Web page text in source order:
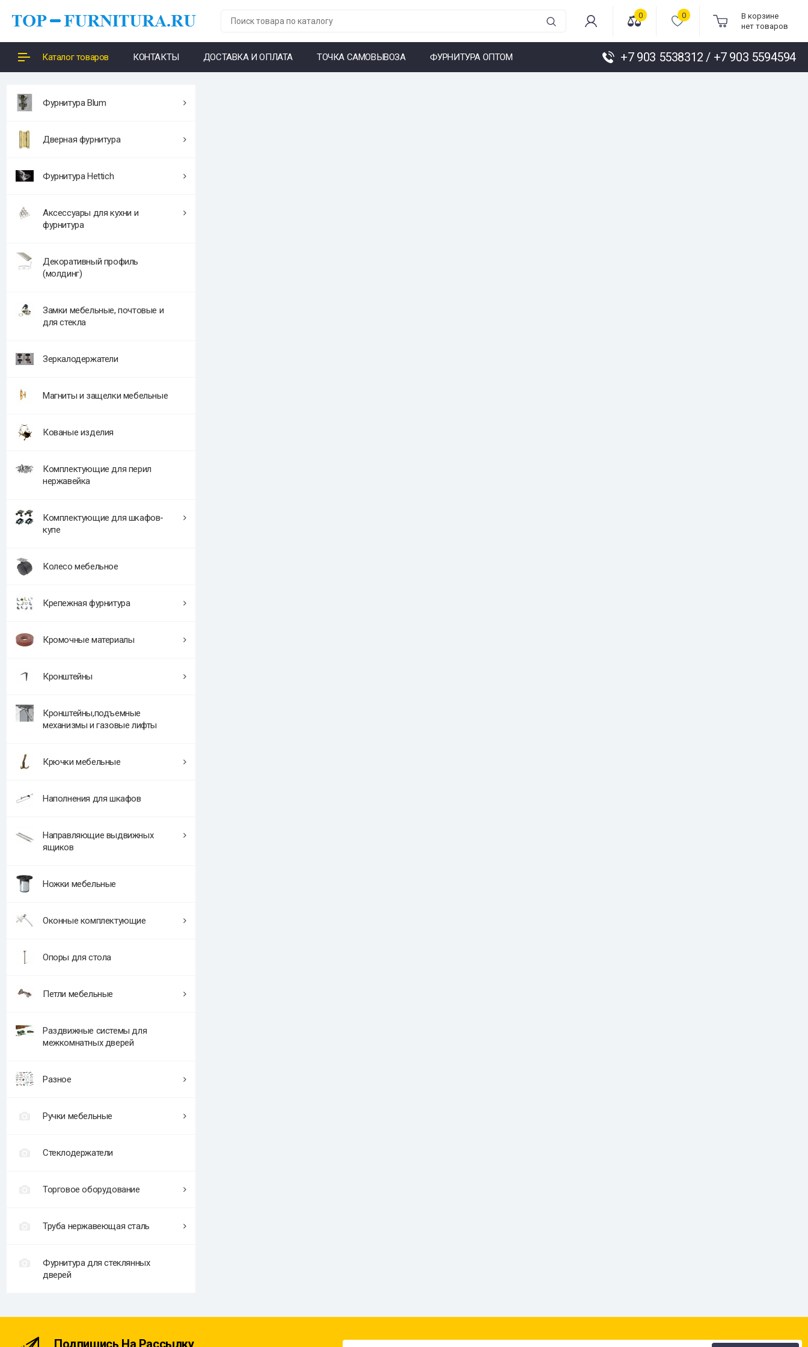
0 0
В корзине
нет товаров
Каталог товаров КОНТАКТЫ ДОСТАВКА И ОПЛАТА ТОЧКА САМОВЫВОЗА ФУРНИТУРА ОПТОМ +7 903 5538312 / +7 903 5594594
Фурнитура Blum
Дверная фурнитура
Фурнитура Hettich
Аксессуары для кухни и
фурнитура
Декоративный профиль
(молдинг)
Замки мебельные, почтовые и
для стекла
Зеркалодержатели
Магниты и защелки мебельные
Кованые изделия
Комплектующие для перил
нержавейка
Комплектующие для шкафов-
купе
Колесо мебельное
Крепежная фурнитура
Кромочные материалы
Кронштейны
Кронштейны,подъемные
механизмы и газовые лифты
Крючки мебельные
Наполнения для шкафов
Направляющие выдвижных
ящиков
Ножки мебельные
Оконные комплектующие
Опоры для стола
Петли мебельные
Раздвижные системы для
межкомнатных дверей
Разное
Ручки мебельные
Стеклодержатели
Торговое оборудование
Труба нержавеющая сталь
Фурнитура для стеклянных
дверей
Подпишись На Рассылку